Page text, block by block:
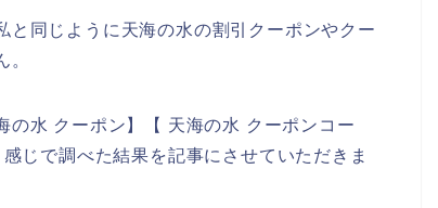
同じように天海の水の割引クーポンやクー
の水 クーポン】【 天海の水 クーポンコー
じで調べた結果を記事にさせていただきま